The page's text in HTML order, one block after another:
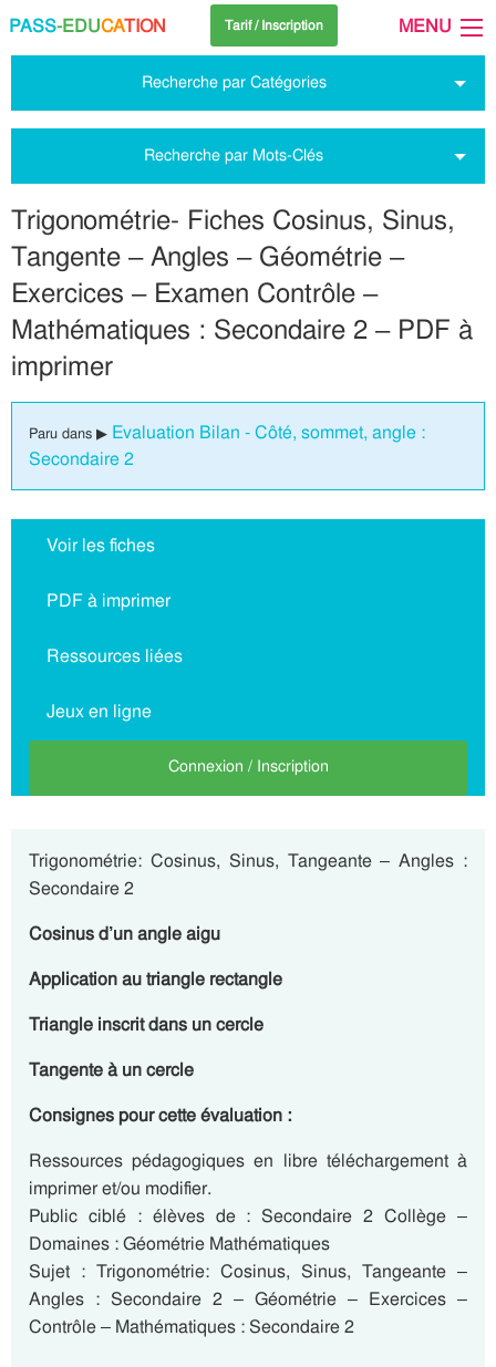
PASS-EDUCATION Tarif / Inscription MENU
Recherche par Catégories
Recherche par Mots-Clés
Trigonométrie- Fiches Cosinus, Sinus,
Tangente – Angles – Géométrie –
Exercices – Examen Contrôle –
Mathématiques : Secondaire 2 – PDF à
imprimer
Paru dans ▶ Evaluation Bilan - Côté, sommet, angle :
Secondaire 2
Voir les fiches
PDF à imprimer
Ressources liées
Jeux en ligne
Connexion / Inscription
Trigonométrie: Cosinus, Sinus, Tangeante – Angles :
Secondaire 2
Cosinus d’un angle aigu
Application au triangle rectangle
Triangle inscrit dans un cercle
Tangente à un cercle
Consignes pour cette évaluation :
Ressources pédagogiques en libre téléchargement à
imprimer et/ou modifier.
Public ciblé : élèves de : Secondaire 2 Collège –
Domaines : Géométrie Mathématiques
Sujet : Trigonométrie: Cosinus, Sinus, Tangeante –
Angles : Secondaire 2 – Géométrie – Exercices –
Contrôle – Mathématiques : Secondaire 2